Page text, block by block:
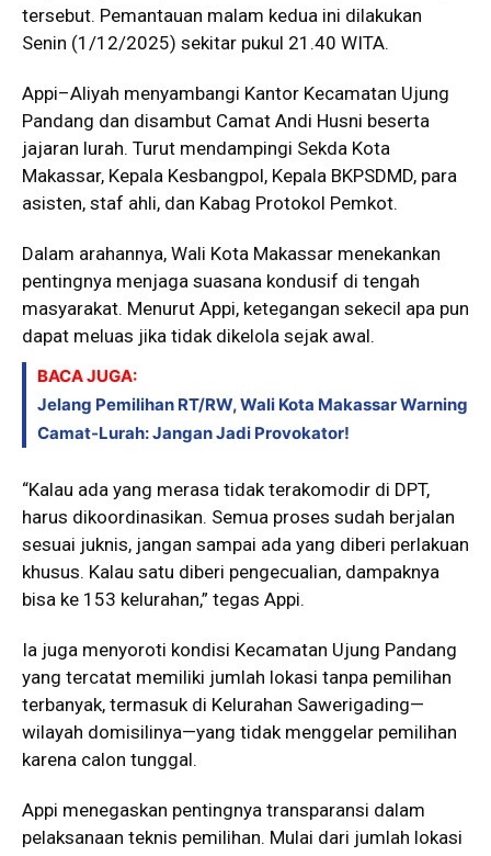
tersebut. Pemantauan malam kedua ini dilakukan
Senin (1/12/2025) sekitar pukul 21.40 WITA.
Appi–Aliyah menyambangi Kantor Kecamatan Ujung
Pandang dan disambut Camat Andi Husni beserta
jajaran lurah. Turut mendampingi Sekda Kota
Makassar, Kepala Kesbangpol, Kepala BKPSDMD, para
asisten, staf ahli, dan Kabag Protokol Pemkot.
Dalam arahannya, Wali Kota Makassar menekankan
pentingnya menjaga suasana kondusif di tengah
masyarakat. Menurut Appi, ketegangan sekecil apa pun
dapat meluas jika tidak dikelola sejak awal.
BACA JUGA:
Jelang Pemilihan RT/RW, Wali Kota Makassar Warning
Camat-Lurah: Jangan Jadi Provokator!
“Kalau ada yang merasa tidak terakomodir di DPT,
harus dikoordinasikan. Semua proses sudah berjalan
sesuai juknis, jangan sampai ada yang diberi perlakuan
khusus. Kalau satu diberi pengecualian, dampaknya
bisa ke 153 kelurahan,” tegas Appi.
Ia juga menyoroti kondisi Kecamatan Ujung Pandang
yang tercatat memiliki jumlah lokasi tanpa pemilihan
terbanyak, termasuk di Kelurahan Sawerigading—
wilayah domisilinya—yang tidak menggelar pemilihan
karena calon tunggal.
Appi menegaskan pentingnya transparansi dalam
pelaksanaan teknis pemilihan. Mulai dari jumlah lokasi